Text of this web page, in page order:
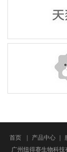
首页 产品中心｜
广州纽得赛生物科